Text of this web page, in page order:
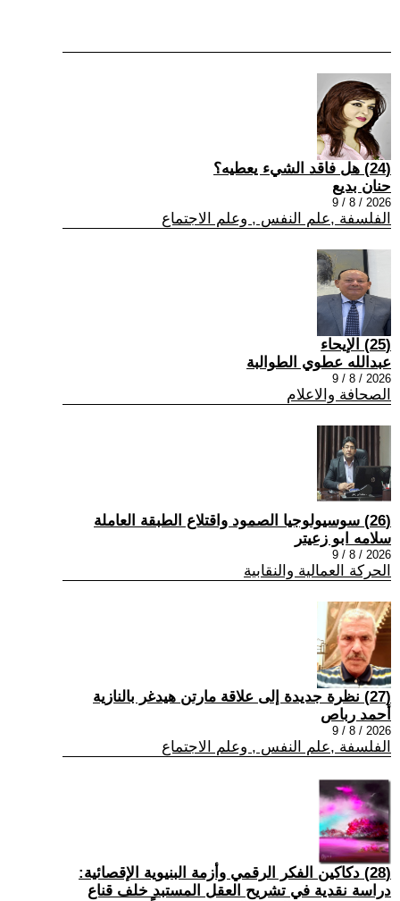
(24) هل فاقد الشيء يعطيه؟
حنان بديع
2026 / 8 / 9
الفلسفة ,علم النفس , وعلم الاجتماع
(25) الإيحاء
عبدالله عطوي الطوالبة
2026 / 8 / 9
الصحافة والاعلام
(26) سوسيولوجيا الصمود واقتلاع الطبقة العاملة
سلامه ابو زعيتر
2026 / 8 / 9
الحركة العمالية والنقابية
(27) نظرة جديدة إلى علاقة مارتن هيدغر بالنازية
أحمد رباص
2026 / 8 / 9
الفلسفة ,علم النفس , وعلم الاجتماع
(28) دكاكين الفكر الرقمي وأزمة البنيوية الإقصائية:
دراسة نقدية في تشريح العقل المستبد خلف قناع